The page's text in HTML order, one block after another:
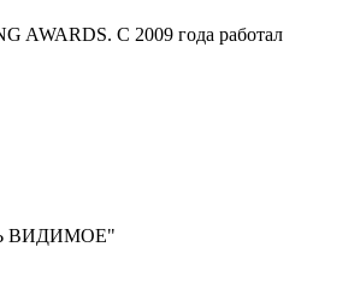
AWARDS. С 2009 года работал
ВИДИМОЕ"